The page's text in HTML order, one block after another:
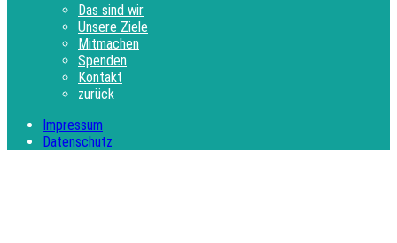
Das sind wir
Unsere Ziele
Mitmachen
Spenden
Kontakt
zurück
Impressum
Datenschutz